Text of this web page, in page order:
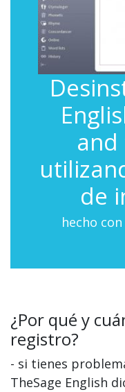
de
hecho
¿Por qué y
registro?
- si tienes
TheSage English